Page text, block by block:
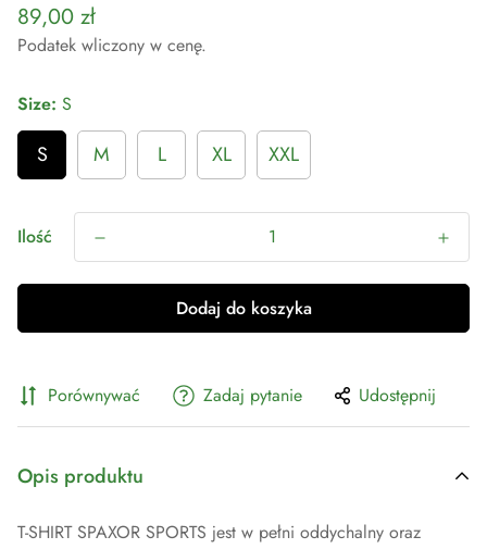
Cena
regularna
89,00 zł
Podatek wliczony w cenę.
Size: S
S M L XL XXL
Ilość
Dodaj do koszyka
Porównywać Zadaj pytanie Udostępnij
Opis produktu
T-SHIRT SPAXOR SPORTS jest w pełni oddychalny oraz